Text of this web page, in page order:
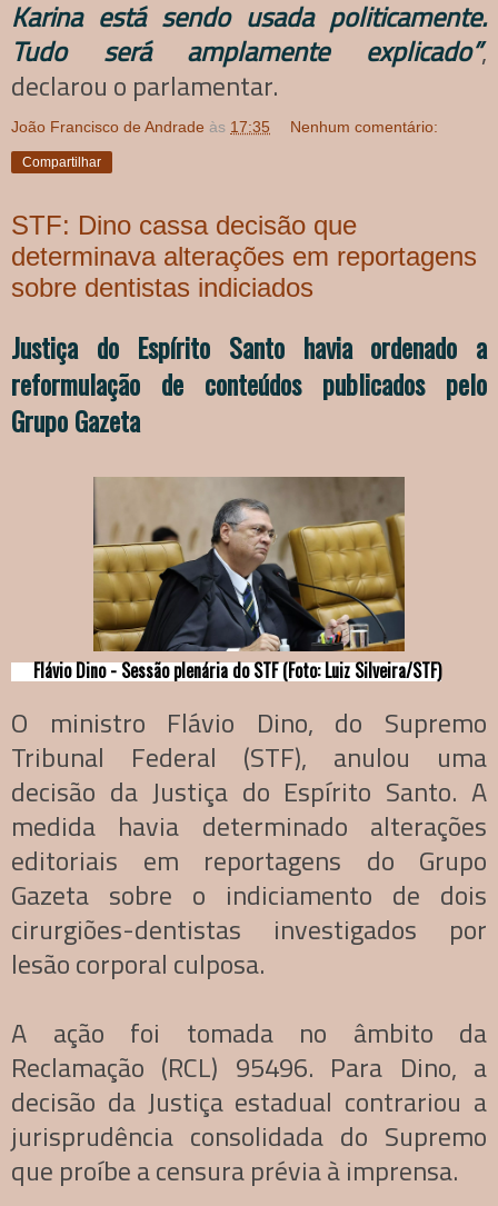
Karina está sendo usada politicamente.
Tudo será amplamente explicado”,
declarou o parlamentar.
João Francisco de Andrade às 17:35 Nenhum comentário:
Compartilhar
STF: Dino cassa decisão que
determinava alterações em reportagens
sobre dentistas indiciados
Justiça do Espírito Santo havia ordenado a
reformulação de conteúdos publicados pelo
Grupo Gazeta
Flávio Dino - Sessão plenária do STF (Foto: Luiz Silveira/STF)
O ministro Flávio Dino, do Supremo
Tribunal Federal (STF), anulou uma
decisão da Justiça do Espírito Santo. A
medida havia determinado alterações
editoriais em reportagens do Grupo
Gazeta sobre o indiciamento de dois
cirurgiões-dentistas investigados por
lesão corporal culposa.
A ação foi tomada no âmbito da
Reclamação (RCL) 95496. Para Dino, a
decisão da Justiça estadual contrariou a
jurisprudência consolidada do Supremo
que proíbe a censura prévia à imprensa.